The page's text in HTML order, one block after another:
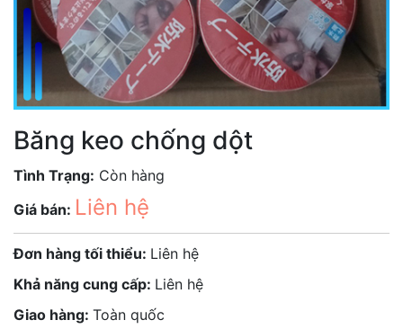
Băng keo chống dột
Tình Trạng: Còn hàng
Giá bán: Liên hệ
Đơn hàng tối thiểu: Liên hệ
Khả năng cung cấp: Liên hệ
Giao hàng: Toàn quốc